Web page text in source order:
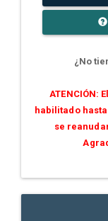
¿No
ATENCIÓN:
habilitado hasta
se